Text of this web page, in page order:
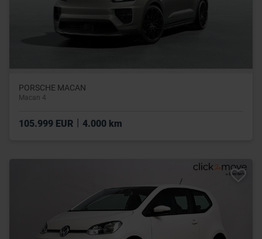
PORSCHE MACAN
Macan 4
105.999 EUR 4.000 km